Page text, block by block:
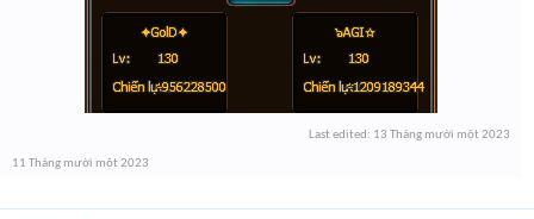
Last edited: 13 Tháng mười một 2023
11 Tháng mười một 2023